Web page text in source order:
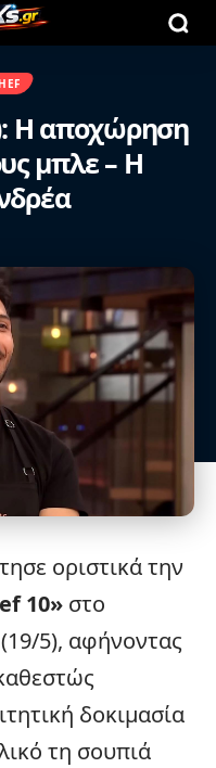
Η αποχώρηση
μπλε – Η
οριστικά την
10» στο
5), αφήνοντας
δοκιμασία
τη σουπιά